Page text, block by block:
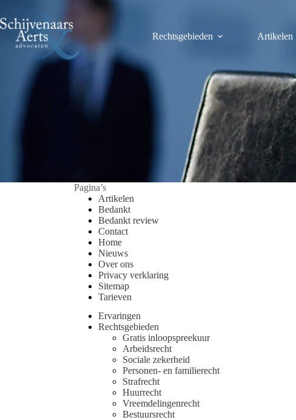
naar
de
inhoud
Rechtsgebieden Artikelen
Pagina’s
Artikelen
Bedankt
Bedankt review
Contact
Home
Nieuws
Over ons
Privacy verklaring
Sitemap
Tarieven
Ervaringen
Rechtsgebieden
Gratis inloopspreekuur
Arbeidsrecht
Sociale zekerheid
Personen- en familierecht
Strafrecht
Huurrecht
Vreemdelingenrecht
Bestuursrecht